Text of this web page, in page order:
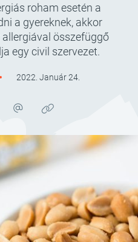
roham esetén a
a gyereknek, akkor
összefüggő
egy civil szervezet.
2022. Január 24.